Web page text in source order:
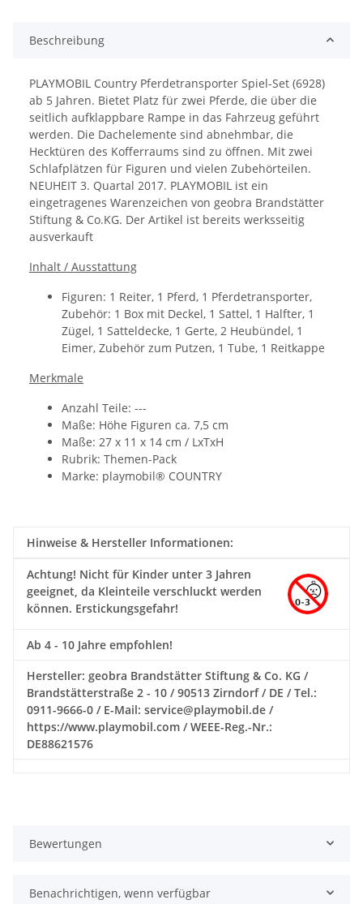
Beschreibung
PLAYMOBIL Country Pferdetransporter Spiel-Set (6928)
ab 5 Jahren. Bietet Platz für zwei Pferde, die über die
seitlich aufklappbare Rampe in das Fahrzeug geführt
werden. Die Dachelemente sind abnehmbar, die
Hecktüren des Kofferraums sind zu öffnen. Mit zwei
Schlafplätzen für Figuren und vielen Zubehörteilen.
NEUHEIT 3. Quartal 2017. PLAYMOBIL ist ein
eingetragenes Warenzeichen von geobra Brandstätter
Stiftung & Co.KG. Der Artikel ist bereits werksseitig
ausverkauft
Inhalt / Ausstattung
Figuren: 1 Reiter, 1 Pferd, 1 Pferdetransporter,
Zubehör: 1 Box mit Deckel, 1 Sattel, 1 Halfter, 1
Zügel, 1 Satteldecke, 1 Gerte, 2 Heubündel, 1
Eimer, Zubehör zum Putzen, 1 Tube, 1 Reitkappe
Merkmale
Anzahl Teile: ---
Maße: Höhe Figuren ca. 7,5 cm
Maße: 27 x 11 x 14 cm / LxTxH
Rubrik: Themen-Pack
Marke: playmobil® COUNTRY
Hinweise & Hersteller Informationen:
Achtung! Nicht für Kinder unter 3 Jahren
geeignet, da Kleinteile verschluckt werden
können. Erstickungsgefahr!
Ab 4 - 10 Jahre empfohlen!
Hersteller: geobra Brandstätter Stiftung & Co. KG /
Brandstätterstraße 2 - 10 / 90513 Zirndorf / DE / Tel.:
0911-9666-0 / E-Mail: service@playmobil.de /
https://www.playmobil.com / WEEE-Reg.-Nr.:
DE88621576
Bewertungen
Benachrichtigen, wenn verfügbar